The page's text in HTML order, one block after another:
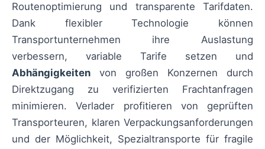
Routenoptimierung und transparente Tarifdaten.
Dank flexibler Technologie können
Transportunternehmen ihre Auslastung
verbessern, variable Tarife setzen und
Abhängigkeiten von großen Konzernen durch
Direktzugang zu verifizierten Frachtanfragen
minimieren. Verlader profitieren von geprüften
Transporteuren, klaren Verpackungsanforderungen
und der Möglichkeit, Spezialtransporte für fragile